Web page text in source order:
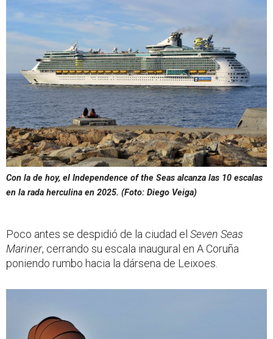
Con la de hoy, el Independence of the Seas alcanza las 10 escalas
en la rada herculina en 2025. (Foto: Diego Veiga)
Poco antes se despidió de la ciudad el Seven Seas
Mariner, cerrando su escala inaugural en A Coruña
poniendo rumbo hacia la dársena de Leixoes.